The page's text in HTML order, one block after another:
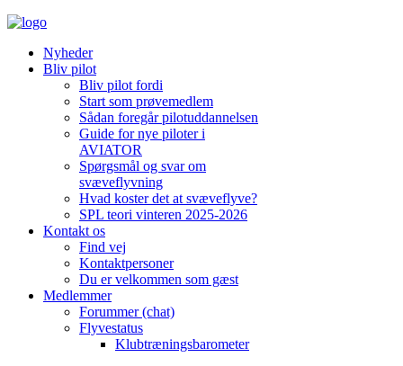
Nyheder
Bliv pilot
Bliv pilot fordi
Start som prøvemedlem
Sådan foregår pilotuddannelsen
Guide for nye piloter i
AVIATOR
Spørgsmål og svar om
svæveflyvning
Hvad koster det at svæveflyve?
SPL teori vinteren 2025-2026
Kontakt os
Find vej
Kontaktpersoner
Du er velkommen som gæst
Medlemmer
Forummer (chat)
Flyvestatus
Klubtræningsbarometer